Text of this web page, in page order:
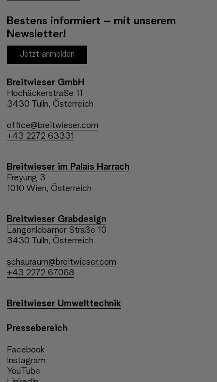
Bestens informiert – mit unserem
Newsletter!
Jetzt anmelden
Breitwieser GmbH
Hochäckerstraße 11
3430 Tulln, Österreich
office@breitwieser.com
+43 2272 63331
Breitwieser im Palais Harrach
Freyung 3
1010 Wien, Österreich
Breitwieser Grabdesign
Langenlebarner Straße 10
3430 Tulln, Österreich
schauraum@breitwieser.com
+43 2272 67068
Breitwieser Umwelttechnik
Pressebereich
Facebook
Instagram
YouTube